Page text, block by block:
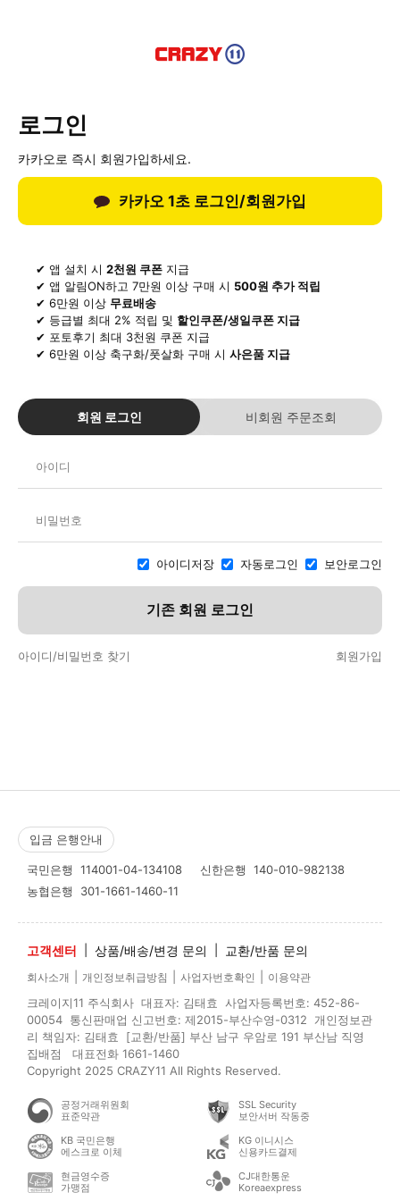
로그인
카카오로 즉시 회원가입하세요.
카카오 1초 로그인/회원가입
✔ 앱 설치 시 2천원 쿠폰 지급
✔ 앱 알림ON하고 7만원 이상 구매 시 500원 추가 적립
✔ 6만원 이상 무료배송
✔ 등급별 최대 2% 적립 및 할인쿠폰/생일쿠폰 지급
✔ 포토후기 최대 3천원 쿠폰 지급
✔ 6만원 이상 축구화/풋살화 구매 시 사은품 지급
회원 로그인 비회원 주문조회
아이디저장 자동로그인 보안로그인
기존 회원 로그인
아이디/비밀번호 찾기 회원가입
입금 은행안내
국민은행 114001-04-134108 신한은행 140-010-982138
농협은행 301-1661-1460-11
고객센터 상품/배송/변경 문의 교환/반품 문의
회사소개 개인정보취급방침 사업자번호확인 이용약관
크레이지11 주식회사 대표자: 김태효 사업자등록번호: 452-86-
00054 통신판매업 신고번호: 제2015-부산수영-0312 개인정보관
리 책임자: 김태효 [교환/반품] 부산 남구 우암로 191 부산남 직영
집배점 대표전화 1661-1460
Copyright 2025 CRAZY11 All Rights Reserved.
공정거래위원회
표준약관
SSL Security
보안서버 작동중
KB 국민은행
에스크로 이체
KG 이니시스
신용카드결제
현금영수증
가맹점
CJ대한통운
Koreaexpress